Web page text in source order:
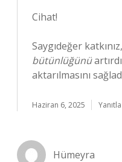
Cihat!
Saygıdeğer
bütünlüğünü
aktarılmasını
Haziran 6, 2025 Yanıtla
Hümeyra